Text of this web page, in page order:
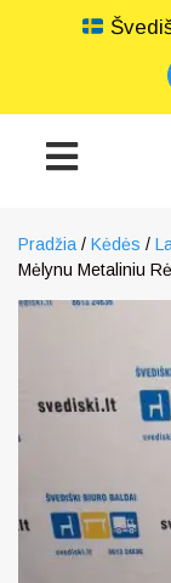
Pradžia / Kėdės /
Mėlynu Metaliniu